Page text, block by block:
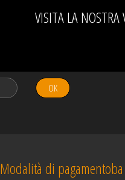
VISITA LA NOSTRA
OK
Modalità di pagamentoba